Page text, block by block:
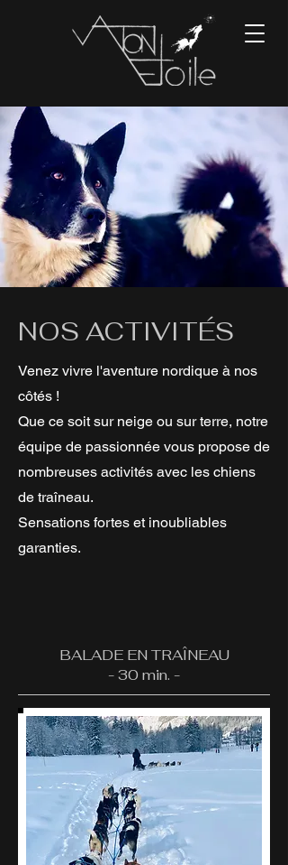
NOS ACTIVITÉS
Venez vivre l'aventure nordique à nos
côtés !
Que ce soit sur neige ou sur terre, notre
équipe de passionnée vous propose de
nombreuses activités avec les chiens
de traîneau.
Sensations fortes et inoubliables
garanties.
BALADE EN TRAÎNEAU
- 30 min. -